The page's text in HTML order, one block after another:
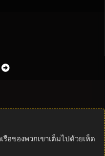
อของพวกเขาเต็มไปด้วยเห็ด